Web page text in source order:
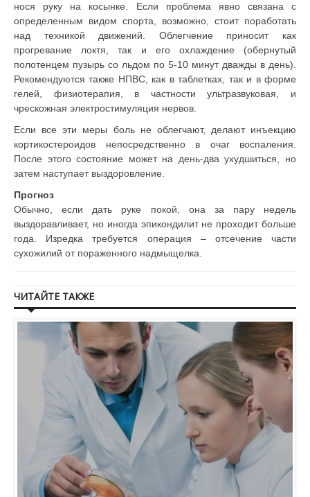
нося руку на косынке. Если проблема явно связана с
определенным видом спорта, возможно, стоит поработать
над техникой движений. Облегчение приносит как
прогревание локтя, так и его охлаждение (обернутый
полотенцем пузырь со льдом по 5-10 минут дважды в день).
Рекомендуются также НПВС, как в таблетках, так и в форме
гелей, физиотерапия, в частности ультразвуковая, и
чрескожная электростимуляция нервов.
Если все эти меры боль не облегчают, делают инъекцию
кортикостероидов непосредственно в очаг воспаления.
После этого состояние может на день-два ухудшиться, но
затем наступает выздоровление.
Прогноз
Обычно, если дать руке покой, она за пару недель
выздоравливает, но иногда эпикондилит не проходит больше
года. Изредка требуется операция – отсечение части
сухожилий от пораженного надмыщелка.
ЧИТАЙТЕ ТАКЖЕ